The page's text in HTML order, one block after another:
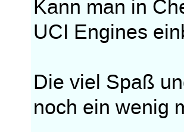
Kann man in
UCI Engines
Die viel Spaß
noch ein wenig